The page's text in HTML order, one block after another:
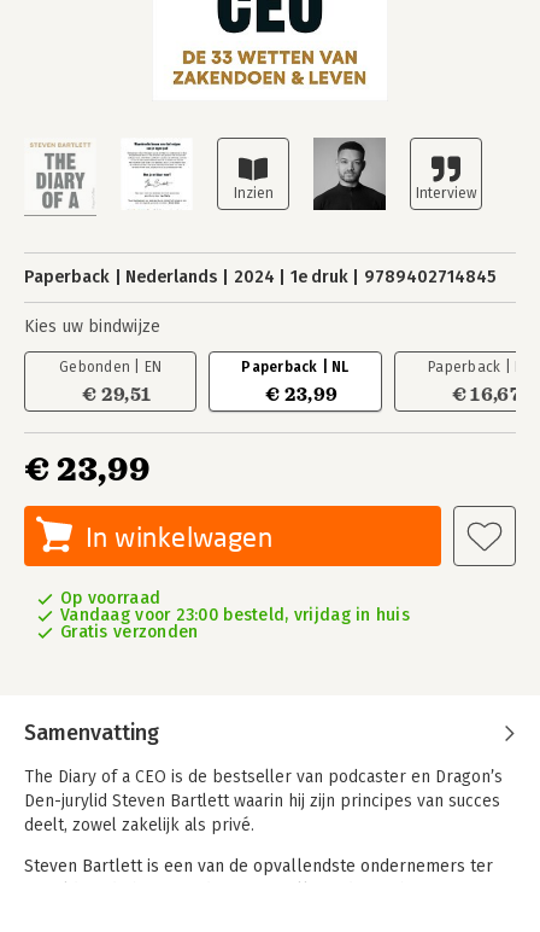
Paperback Nederlands 2024 1e druk 9789402714845
Kies uw bindwijze
Gebonden | EN
€ 29,51
Paperback | NL
€ 23,99
Paperback | EN
€ 16,67
€ 23,99
In winkelwagen
Op voorraad
Vandaag voor 23:00 besteld, vrijdag in huis
Gratis verzonden
Samenvatting
The Diary of a CEO is de bestseller van podcaster en Dragon’s
Den-jurylid Steven Bartlett waarin hij zijn principes van succes
deelt, zowel zakelijk als privé.
Steven Bartlett is een van de opvallendste ondernemers ter